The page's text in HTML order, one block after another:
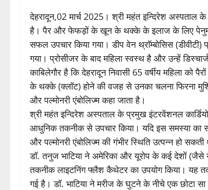
देहरादून,02 मार्च 2025। श्री महंत इन्दिरेश अस्पताल के
है। पैर और फेफड़ों के खून के थक्के के इलाज के लिए
सफल उपचार किया गया। डीप वेन थ्राॅम्बोसिस (डीवीटी)
गया। प्रोसीजर के बाद महिला स्वस्थ है और उन्हें
काबिलेगौर है कि देहरादून निवासी 65 वर्षीय महिला
के थक्के (क्लॉट) होने की वजह से उनका चलना फिरना
और पल्मोनरी एंबोलिज्म कहा जाता है।
श्री महंत इन्दिरेश अस्पताल के प्रमुख इंटरवेंशनल
आधुनिक तकनीक से उपचार किया। यदि इस समस्या का
और पल्मोनरी एंबोलिज्म की गंभीर स्थिति उत्पन्न हो
डॉ. तनुज भाटिया ने अमेरिका और यूरोप के कई देशों (जैसे
तकनीक लाइटनिंग फ्लैश कैथेटर का उपयोग किया। यह
गई है। डॉ. भाटिया ने मरीज के घुटने के नीचे एक छोटा